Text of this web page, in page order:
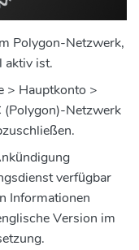
Polygon-Netzwerk,
aktiv ist.
> Hauptkonto >
(Polygon)-Netzwerk
verfügbar
Informationen
Version im